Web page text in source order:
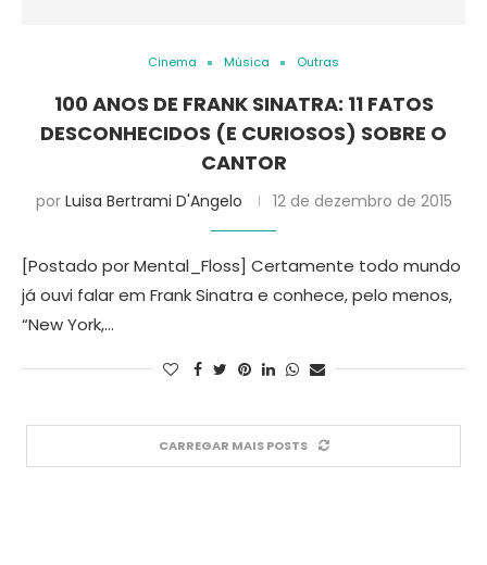
Cinema Música Outras
100 ANOS DE FRANK SINATRA: 11 FATOS
DESCONHECIDOS (E CURIOSOS) SOBRE O
CANTOR
por Luisa Bertrami D'Angelo 12 de dezembro de 2015
[Postado por Mental_Floss] Certamente todo mundo
já ouvi falar em Frank Sinatra e conhece, pelo menos,
“New York,…
CARREGAR MAIS POSTS